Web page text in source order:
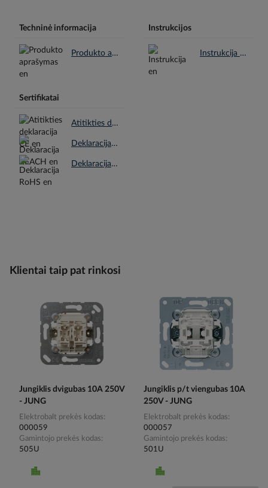
Techninė informacija
Produkto aprašymas en.pdf
Instrukcijos
Instrukcija en.pdf
Sertifikatai
Atitikties deklaracija CE en.pdf
Deklaracija REACH en.pdf
Deklaracija RoHS en.pdf
Klientai taip pat rinkosi
Jungiklis dvigubas 10A 250V
- JUNG
Elektrobalt prekės kodas
000059
Gamintojo prekės kodas
505U
Jungiklis p/t viengubas 10A
250V - JUNG
Elektrobalt prekės kodas
000057
Gamintojo prekės kodas
501U